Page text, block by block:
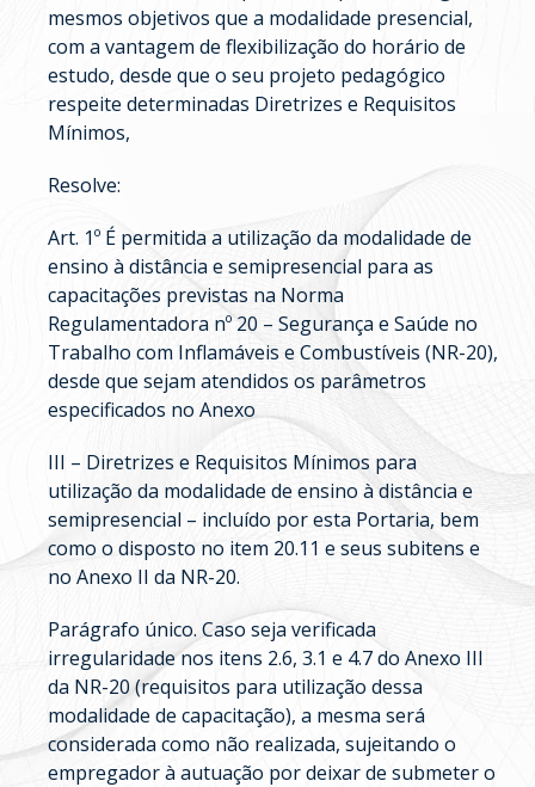
mesmos objetivos que a modalidade presencial,
com a vantagem de flexibilização do horário de
estudo, desde que o seu projeto pedagógico
respeite determinadas Diretrizes e Requisitos
Mínimos,
Resolve:
Art. 1º É permitida a utilização da modalidade de
ensino à distância e semipresencial para as
capacitações previstas na Norma
Regulamentadora nº 20 – Segurança e Saúde no
Trabalho com Inflamáveis e Combustíveis (NR-20),
desde que sejam atendidos os parâmetros
especificados no Anexo
III – Diretrizes e Requisitos Mínimos para
utilização da modalidade de ensino à distância e
semipresencial – incluído por esta Portaria, bem
como o disposto no item 20.11 e seus subitens e
no Anexo II da NR-20.
Parágrafo único. Caso seja verificada
irregularidade nos itens 2.6, 3.1 e 4.7 do Anexo III
da NR-20 (requisitos para utilização dessa
modalidade de capacitação), a mesma será
considerada como não realizada, sujeitando o
empregador à autuação por deixar de submeter o